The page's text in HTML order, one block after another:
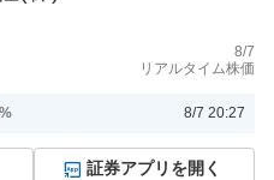
8/7
リアルタイム株価
% 8/7 20:27
証券アプリを開く